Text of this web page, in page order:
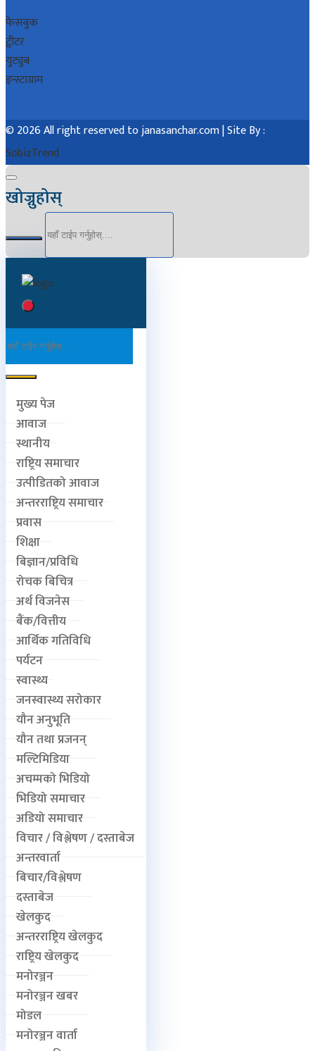
फेसबुक
ट्वीटर
युट्युब
इन्स्टाग्राम
© 2026 All right reserved to janasanchar.com | Site By :
SobizTrend
खोज्नुहोस्
मुख्य पेज
आवाज
स्थानीय
राष्ट्रिय समाचार
उत्पीडितको आवाज
अन्तरराष्ट्रिय समाचार
प्रवास
शिक्षा
बिज्ञान/प्रविधि
रोचक बिचित्र
अर्थ विजनेस
बैंक/वित्तीय
आर्थिक गतिविधि
पर्यटन
स्वास्थ्य
जनस्वास्थ्य सरोकार
यौन अनुभूति
यौन तथा प्रजनन्
मल्टिमिडिया
अचम्मको भिडियो
भिडियो समाचार
अडियो समाचार
विचार / विश्लेषण / दस्ताबेज
अन्तरवार्ता
बिचार/विश्लेषण
दस्ताबेज
खेलकुद
अन्तरराष्ट्रिय खेलकुद
राष्ट्रिय खेलकुद
मनोरञ्जन
मनोरञ्जन खबर
मोडल
मनोरञ्जन वार्ता